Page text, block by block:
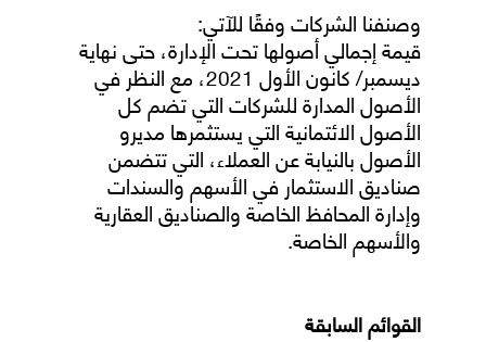
وصنفنا الشركات وفقًا للآتي:
قيمة إجمالي أصولها تحت الإدارة، حتى نهاية
ديسمبر/ كانون الأول 2021، مع النظر في
الأصول المدارة للشركات التي تضم كل
الأصول الائتمانية التي يستثمرها مديرو
الأصول بالنيابة عن العملاء، التي تتضمن
صناديق الاستثمار في الأسهم والسندات
وإدارة المحافظ الخاصة والصناديق العقارية
والأسهم الخاصة.
القوائم السابقة